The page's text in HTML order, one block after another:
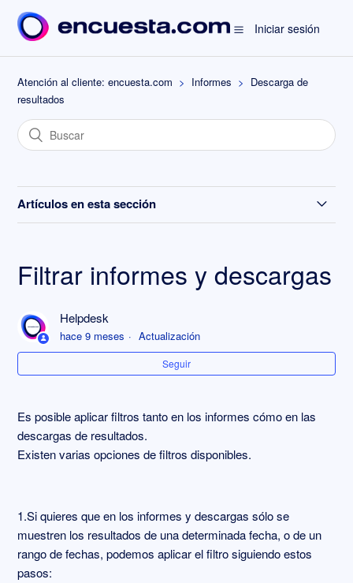
Iniciar sesión
Atención al cliente: encuesta.com Informes
Descarga de
resultados
Artículos en esta sección
¿Cómo descargar los informes en Excel?
Ver respuestas de forma individual
Borrar respuestas individuales
Filtrar informes y descargas
Descargar el informe en PDF
Filtrar informes y descargas
Helpdesk
hace 9 meses Actualización
Seguir
Es posible aplicar filtros tanto en los informes cómo en las
descargas de resultados.
Existen varias opciones de filtros disponibles.
1.Si quieres que en los informes y descargas sólo se
muestren los resultados de una determinada fecha, o de un
rango de fechas, podemos aplicar el filtro siguiendo estos
pasos: